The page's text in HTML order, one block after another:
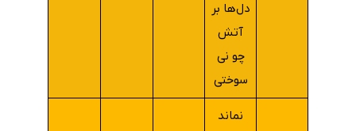
دل‌ها بر
آتش
چو نی
سوختی
نماند